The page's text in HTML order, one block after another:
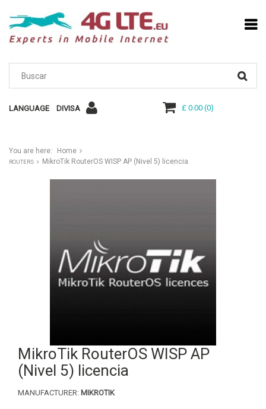
LANGUAGE DIVISA £ 0.00(0)
You are here: Home
ROUTERS MikroTik RouterOS WISP AP (Nivel 5) licencia
MikroTik RouterOS WISP AP
(Nivel 5) licencia
MANUFACTURER: MIKROTIK